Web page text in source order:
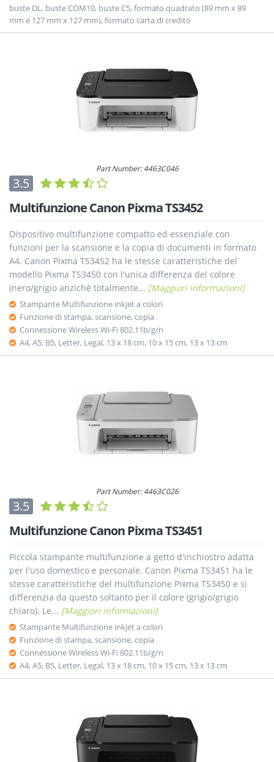
buste DL, buste COM10, buste C5, formato quadrato (89 mm x 89
mm e 127 mm x 127 mm), formato carta di credito
Part Number: 4463C046
3.5
Multifunzione Canon Pixma TS3452
Dispositivo multifunzione compatto ed essenziale con
funzioni per la scansione e la copia di documenti in formato
A4. Canon Pixma TS3452 ha le stesse caratteristiche del
modello Pixma TS3450 con l'unica differenza del colore
(nero/grigio anzichè totalmente... [Maggiori informazioni]
Stampante Multifunzione inkjet a colori
Funzione di stampa, scansione, copia
Connessione Wireless Wi-Fi 802.11b/g/n
A4, A5, B5, Letter, Legal, 13 x 18 cm, 10 x 15 cm, 13 x 13 cm
Part Number: 4463C026
3.5
Multifunzione Canon Pixma TS3451
Piccola stampante multifunzione a getto d'inchiostro adatta
per l'uso domestico e personale. Canon Pixma TS3451 ha le
stesse caratteristiche del multifunzione Pixma TS3450 e si
differenzia da questo soltanto per il colore (grigio/grigio
chiaro). Le... [Maggiori informazioni]
Stampante Multifunzione inkjet a colori
Funzione di stampa, scansione, copia
Connessione Wireless Wi-Fi 802.11b/g/n
A4, A5, B5, Letter, Legal, 13 x 18 cm, 10 x 15 cm, 13 x 13 cm